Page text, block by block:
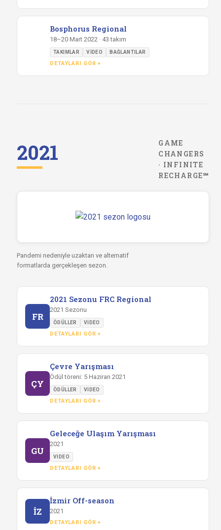
Bosphorus Regional
18–20 Mart 2022 · 43 takım
TAKIMLAR VIDEO BAĞLANTILAR
DETAYLARI GÖR +
2021
GAME
CHANGERS
· INFINITE
RECHARGE℠
Pandemi nedeniyle uzaktan ve alternatif
formatlarda gerçekleşen sezon.
FR
2021 Sezonu FRC Regional
2021 Sezonu
ÖDÜLLER VIDEO
DETAYLARI GÖR +
ÇY
Çevre Yarışması
Ödül töreni: 5 Haziran 2021
ÖDÜLLER VIDEO
DETAYLARI GÖR +
GU
Geleceğe Ulaşım Yarışması
2021
VIDEO
DETAYLARI GÖR +
İZ
İzmir Off-season
2021
DETAYLARI GÖR +